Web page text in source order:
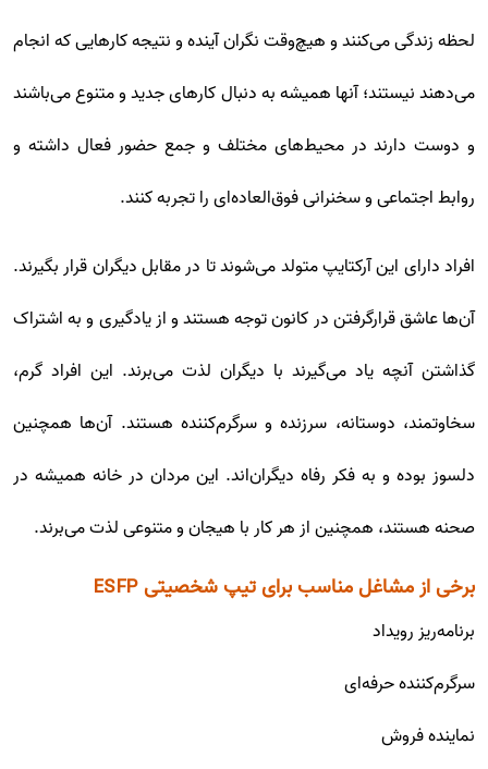
لحظه زندگی می‌کنند و هیچ‌وقت نگران آینده و نتیجه کارهایی که انجام
می‌دهند نیستند؛ آنها همیشه به دنبال کارهای جدید و متنوع می‌باشند
و دوست دارند در محیط‌های مختلف و جمع حضور فعال داشته و
روابط اجتماعی و سخنرانی فوق‌العاده‌ای را تجربه کنند.
افراد دارای این آرکتایپ متولد می‌شوند تا در مقابل دیگران قرار بگیرند.
آن‌ها عاشق قرارگرفتن در کانون توجه هستند و از یادگیری و به اشتراک
گذاشتن آنچه یاد می‌گیرند با دیگران لذت می‌برند. این افراد گرم،
سخاوتمند، دوستانه، سرزنده و سرگرم‌کننده هستند. آن‌ها همچنین
دلسوز بوده و به فکر رفاه دیگران‌اند. این مردان در خانه همیشه در
صحنه هستند، همچنین از هر کار با هیجان و متنوعی لذت می‌برند.
برخی از مشاغل مناسب برای تیپ شخصیتی ESFP
برنامه‌ریز رویداد
سرگرم‌کننده حرفه‌‌ای
نماینده فروش